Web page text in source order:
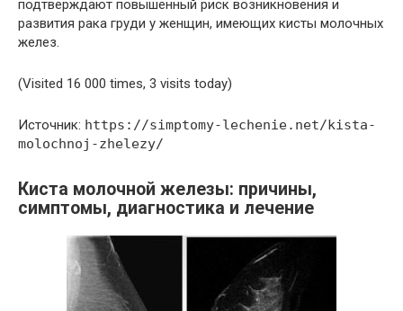
подтверждают повышенный риск возникновения и
развития рака груди у женщин, имеющих кисты молочных
желез.
(Visited 16 000 times, 3 visits today)
Источник: https://simptomy-lechenie.net/kista-
molochnoj-zhelezy/
Киста молочной железы: причины,
симптомы, диагностика и лечение